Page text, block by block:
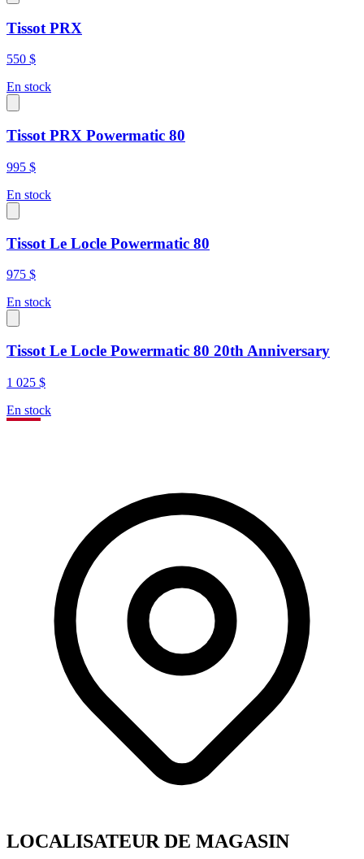
Tissot PRX
550 $
En stock
Tissot PRX Powermatic 80
995 $
En stock
Tissot Le Locle Powermatic 80
975 $
En stock
Tissot Le Locle Powermatic 80 20th Anniversary
1 025 $
En stock
LOCALISATEUR DE MAGASIN